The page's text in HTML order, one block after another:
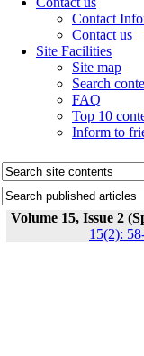
Contact
Contact us
Site Facilities
Site map
Search
FAQ
Top 10
Inform to
Volume 15, Issue 2
15(2):